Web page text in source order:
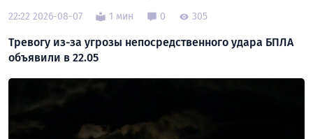
22:22 2026-08-07 1 мин 0 305
Тревогу из-за угрозы непосредственного удара БПЛА
объявили в 22.05